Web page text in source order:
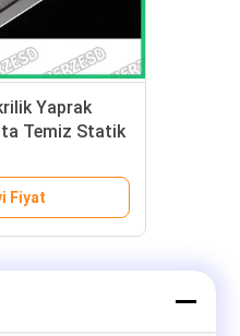
Yaprak
Temiz Statik
Fiyat